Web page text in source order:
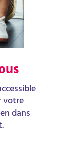
votre
dans